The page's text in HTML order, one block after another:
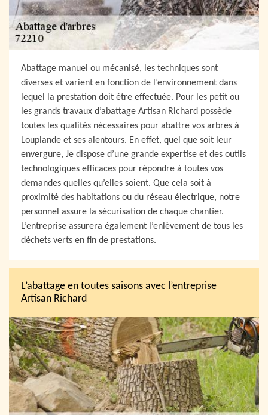
Abattage manuel ou mécanisé, les techniques sont
diverses et varient en fonction de l’environnement dans
lequel la prestation doit être effectuée. Pour les petit ou
les grands travaux d’abattage Artisan Richard possède
toutes les qualités nécessaires pour abattre vos arbres à
Louplande et ses alentours. En effet, quel que soit leur
envergure, Je dispose d’une grande expertise et des outils
technologiques efficaces pour répondre à toutes vos
demandes quelles qu’elles soient. Que cela soit à
proximité des habitations ou du réseau électrique, notre
personnel assure la sécurisation de chaque chantier.
L’entreprise assurera également l’enlèvement de tous les
déchets verts en fin de prestations.
L’abattage en toutes saisons avec l’entreprise
Artisan Richard